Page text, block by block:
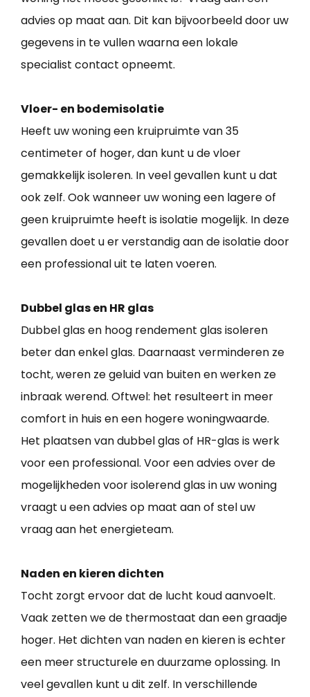
advies op maat aan. Dit kan bijvoorbeeld door uw
gegevens in te vullen waarna een lokale
specialist contact opneemt.
Vloer- en bodemisolatie
Heeft uw woning een kruipruimte van 35
centimeter of hoger, dan kunt u de vloer
gemakkelijk isoleren. In veel gevallen kunt u dat
ook zelf. Ook wanneer uw woning een lagere of
geen kruipruimte heeft is isolatie mogelijk. In deze
gevallen doet u er verstandig aan de isolatie door
een professional uit te laten voeren.
Dubbel glas en HR glas
Dubbel glas en hoog rendement glas isoleren
beter dan enkel glas. Daarnaast verminderen ze
tocht, weren ze geluid van buiten en werken ze
inbraak werend. Oftwel: het resulteert in meer
comfort in huis en een hogere woningwaarde.
Het plaatsen van dubbel glas of HR-glas is werk
voor een professional. Voor een advies over de
mogelijkheden voor isolerend glas in uw woning
vraagt u een advies op maat aan of stel uw
vraag aan het energieteam.
Naden en kieren dichten
Tocht zorgt ervoor dat de lucht koud aanvoelt.
Vaak zetten we de thermostaat dan een graadje
hoger. Het dichten van naden en kieren is echter
een meer structurele en duurzame oplossing. In
veel gevallen kunt u dit zelf. In verschillende